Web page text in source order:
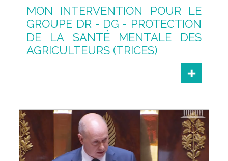
MON INTERVENTION POUR LE
GROUPE DR - DG - PROTECTION
DE LA SANTÉ MENTALE DES
AGRICULTEURS (TRICES)